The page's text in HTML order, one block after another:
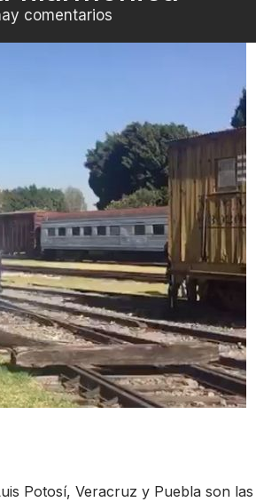
comentarios
Potosí, Veracruz y Puebla son las